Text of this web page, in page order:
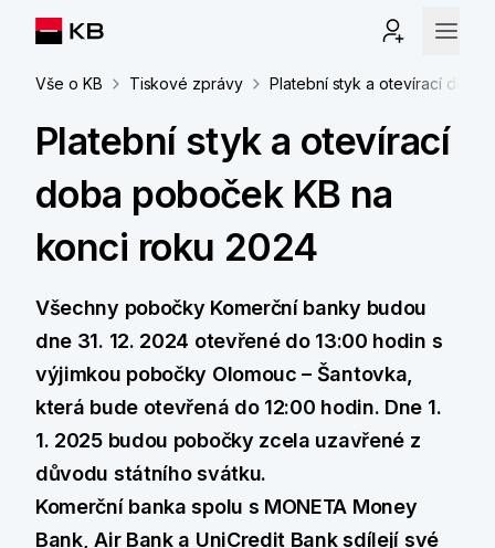
Vše o KB Tiskové zprávy Platební styk a otevírací doba
Platební styk a otevírací
doba poboček KB na
konci roku 2024
Všechny pobočky Komerční banky budou
dne 31. 12. 2024 otevřené do 13:00 hodin s
výjimkou pobočky Olomouc – Šantovka,
která bude otevřená do 12:00 hodin. Dne 1.
1. 2025 budou pobočky zcela uzavřené z
důvodu státního svátku.
Komerční banka spolu s MONETA Money
Bank, Air Bank a UniCredit Bank sdílejí své